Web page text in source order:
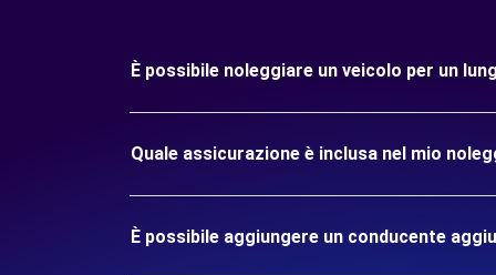
È possibile noleggiare un veicolo per un
Quale assicurazione è inclusa nel mio
È possibile aggiungere un conducente